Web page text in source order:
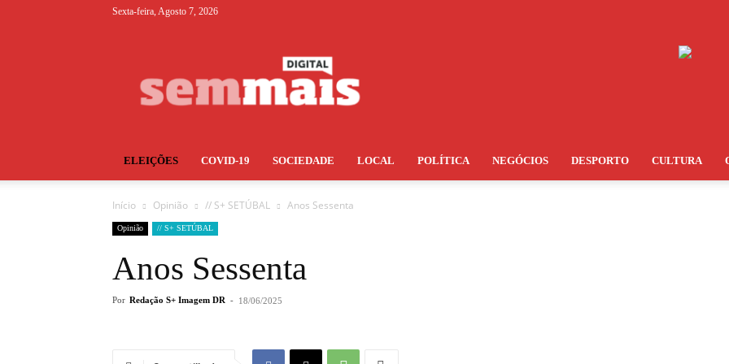
Sexta-feira, Agosto 7, 2026
ELEIÇÕES COVID-19 SOCIEDADE LOCAL POLÍTICA NEGÓCIOS DESPORTO CULTURA
Início Opinião // S+ SETÚBAL Anos Sessenta
Opinião // S+ SETÚBAL
Anos Sessenta
Por Redação S+ Imagem DR - 18/06/2025